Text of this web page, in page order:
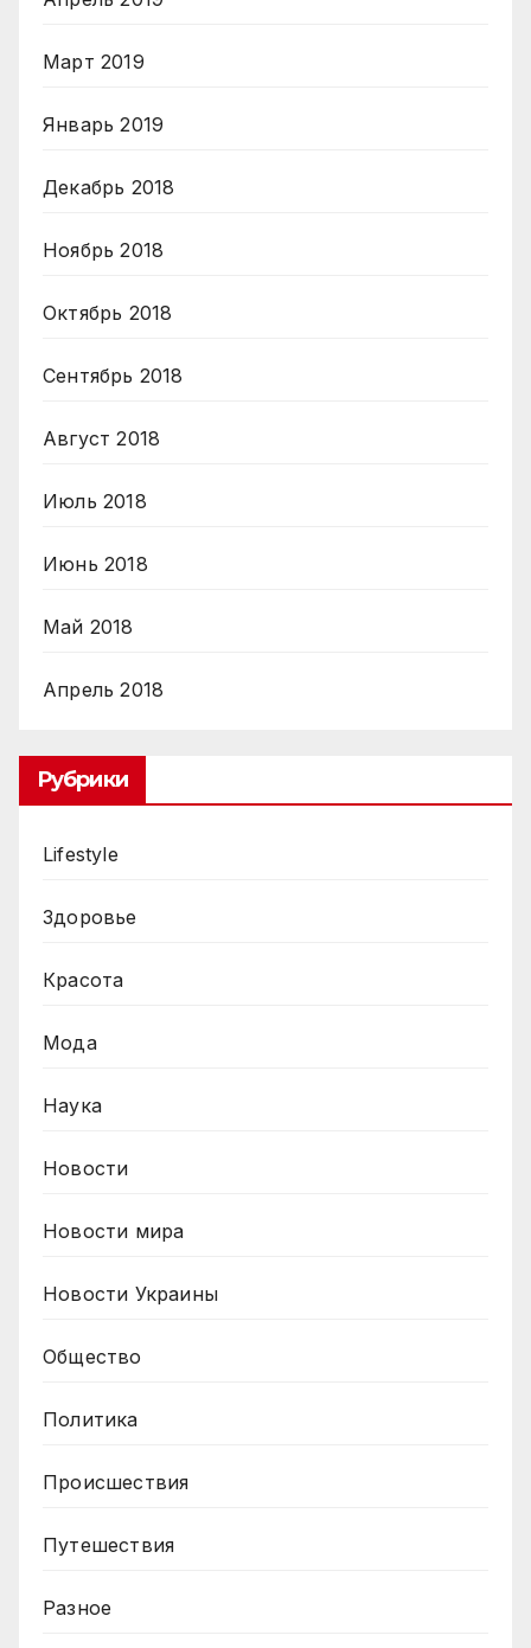
Март 2019
Январь 2019
Декабрь 2018
Ноябрь 2018
Октябрь 2018
Сентябрь 2018
Август 2018
Июль 2018
Июнь 2018
Май 2018
Апрель 2018
Рубрики
Lifestyle
Здоровье
Красота
Мода
Наука
Новости
Новости мира
Новости Украины
Общество
Политика
Происшествия
Путешествия
Разное